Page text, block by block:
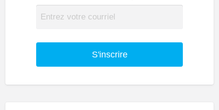
S'inscrire